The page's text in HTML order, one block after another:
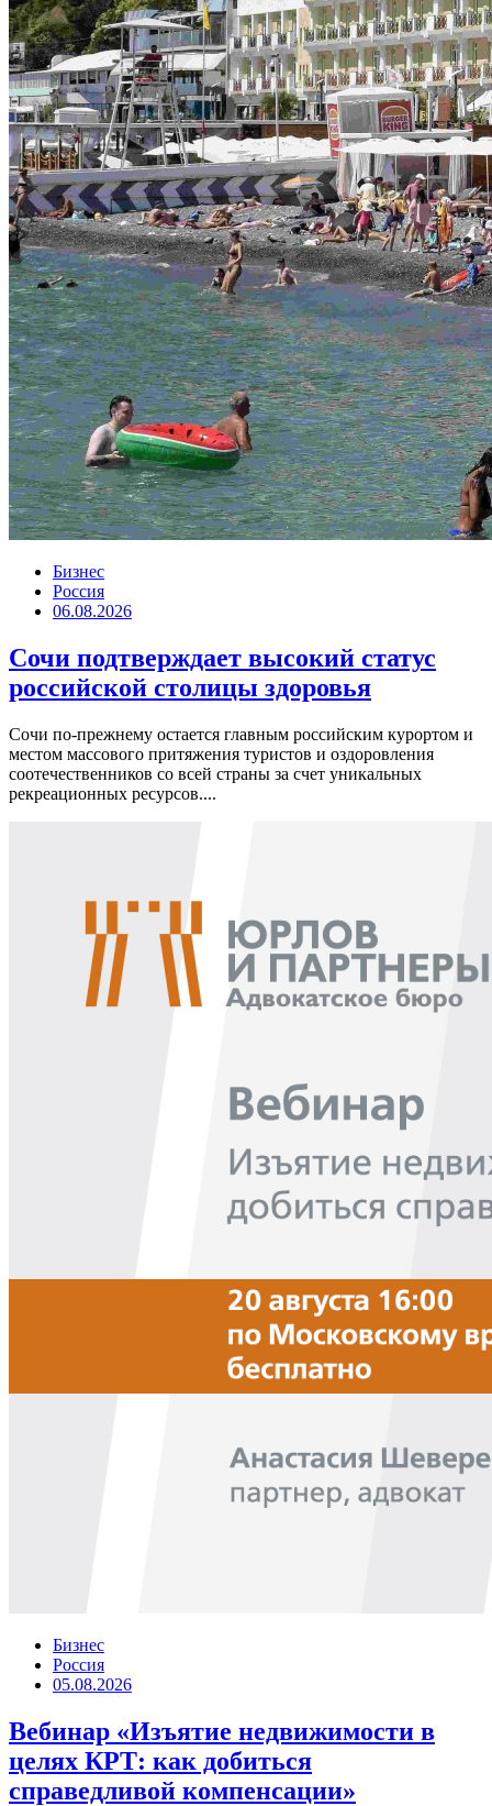
Бизнес
Россия
06.08.2026
Сочи подтверждает высокий статус
российской столицы здоровья
Сочи по-прежнему остается главным российским курортом и
местом массового притяжения туристов и оздоровления
соотечественников со всей страны за счет уникальных
рекреационных ресурсов....
Бизнес
Россия
05.08.2026
Вебинар «Изъятие недвижимости в
целях КРТ: как добиться
справедливой компенсации»